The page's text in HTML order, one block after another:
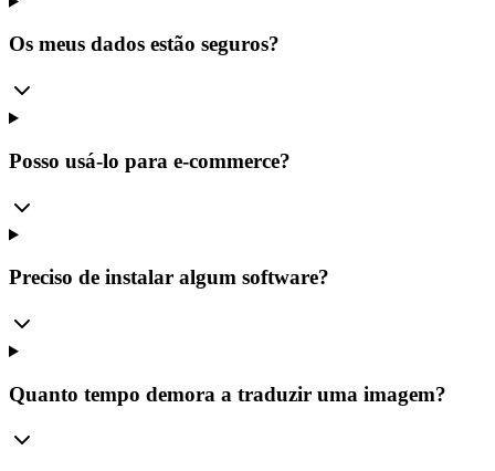
Os meus dados estão seguros?
Posso usá-lo para e-commerce?
Preciso de instalar algum software?
Quanto tempo demora a traduzir uma imagem?